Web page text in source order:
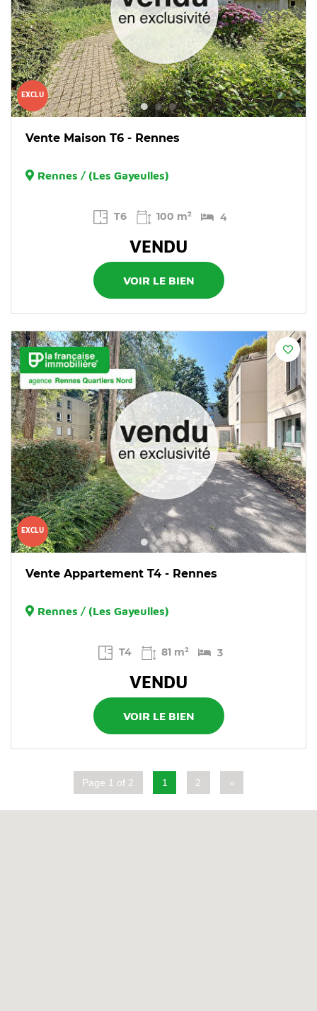
EXCLU
Vente Maison T6 - Rennes
Rennes / (Les Gayeulles)
T6 100 m² 4
VENDU
VOIR LE BIEN
EXCLU
Vente Appartement T4 - Rennes
Rennes / (Les Gayeulles)
T4 81 m² 3
VENDU
VOIR LE BIEN
Page 1 of 2 1 2 »